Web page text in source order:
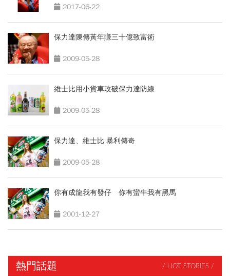
2017-06-22
保力達陳傳黃年賺三十億致富術
2009-05-28
維士比用小貨車攻破保力達防線
2009-05-28
保力達、維士比 暴利傳奇
2009-05-28
你有成龍我有發仔 你有蠻牛我有黑馬
2001-12-27
熱門話題 / HOT STORIES /